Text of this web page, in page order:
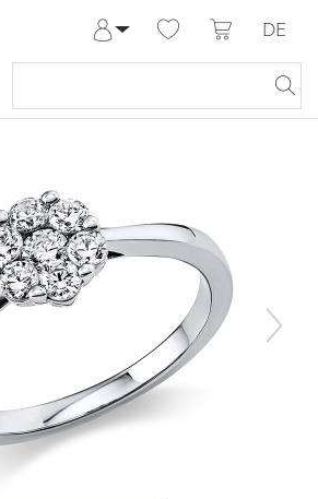
Anmelden
Meine Bestellungen
DE